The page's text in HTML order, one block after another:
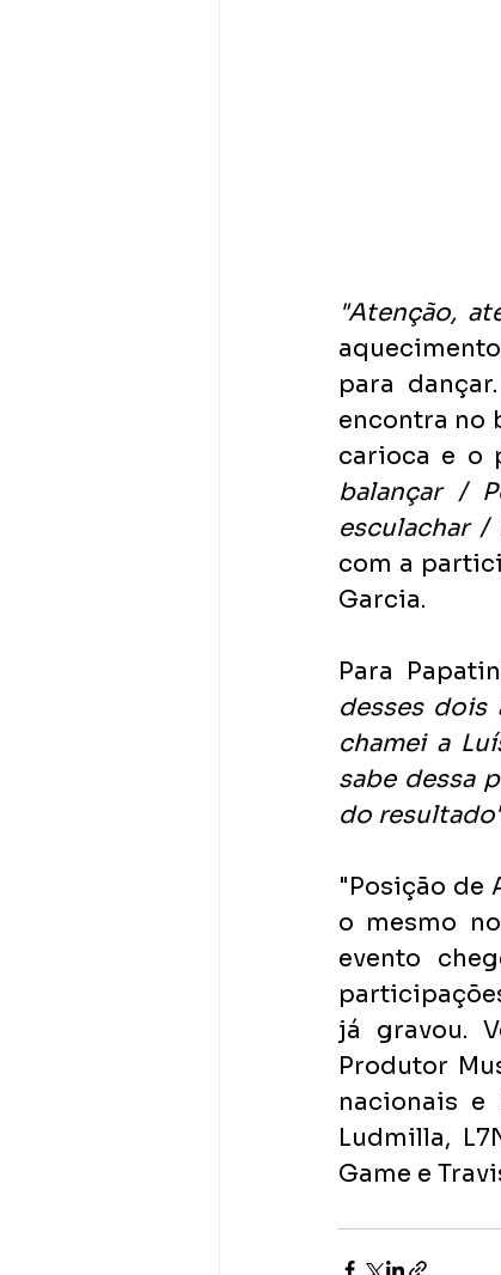
"Atenção,
para
encontra no
carioca e o
balançar /
esculachar
com a
Garcia.
Para
desses dois
chamei a
sabe dessa
do
"Posição de
o mesmo
evento
já gravou.
Produtor
nacionais e
Ludmilla,
Game e